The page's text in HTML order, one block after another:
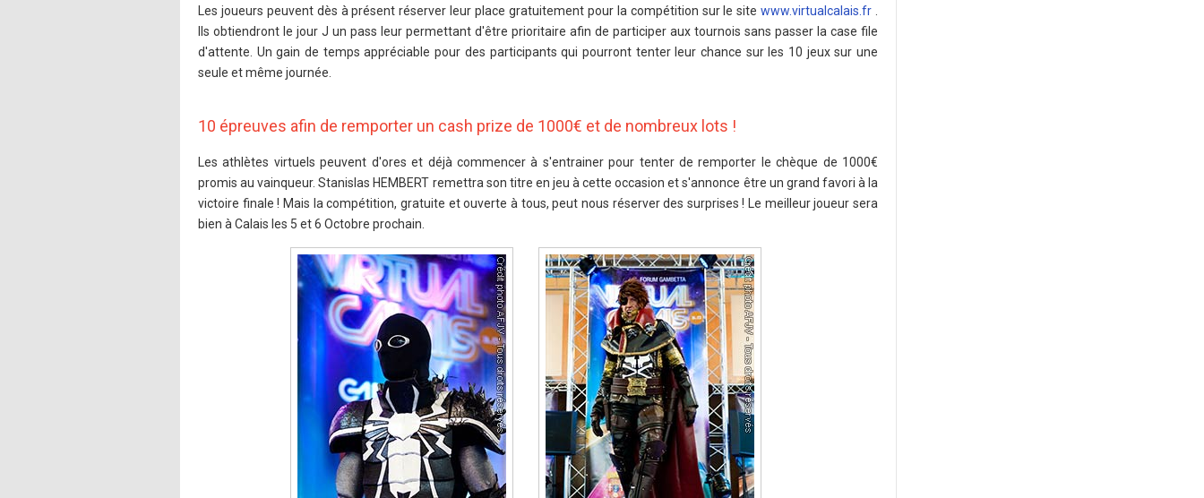
Les joueurs peuvent dès à présent réserver leur place gratuitement pour la compétition sur le sitewww.virtualcalais.fr
Ils obtiendront le jour J un pass leur permettant d'être prioritaire afin de participer aux tournois sans passer la case file
d'attente. Un gain de temps appréciable pour des participants qui pourront tenter leur chance sur les 10 jeux sur une
seule et même journée.
10 épreuves afin de remporter un cash prize de 1000€ et de nombreux lots !
Les athlètes virtuels peuvent d'ores et déjà commencer à s'entrainer pour tenter de remporter le chèque de 1000€
promis au vainqueur. Stanislas HEMBERT remettra son titre en jeu à cette occasion et s'annonce être un grand favori à la
victoire finale ! Mais la compétition, gratuite et ouverte à tous, peut nous réserver des surprises ! Le meilleur joueur sera
bien à Calais les 5 et 6 Octobre prochain.